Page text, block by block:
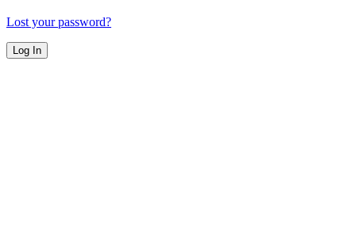
Lost your password?